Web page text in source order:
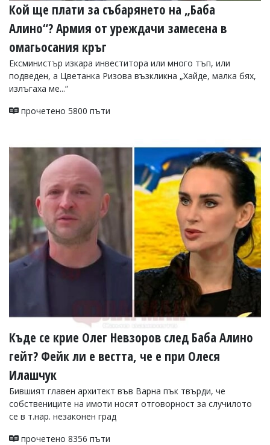
Кой ще плати за събарянето на „Баба
Алино“? Армия от уреждачи замесена в
омагьосания кръг
Ексминистър изкара инвеститора или много тъп, или
подведен, а Цветанка Ризова възкликна „Хайде, малка бях,
излъгаха ме...“
прочетено 5800 пъти
Къде се крие Олег Невзоров след Баба Алино
гейт? Фейк ли е вестта, че е при Олеся
Илашчук
Бившият главен архитект във Варна пък твърди, че
собствениците на имоти носят отговорност за случилото
се в т.нар. незаконен град
прочетено 8356 пъти